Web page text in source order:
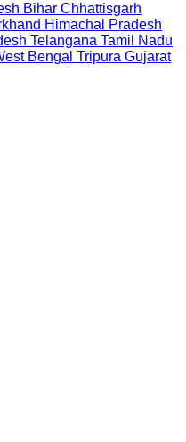
Bihar Chhattisgarh
Himachal Pradesh
Telangana Tamil Nadu
Bengal Tripura Gujarat